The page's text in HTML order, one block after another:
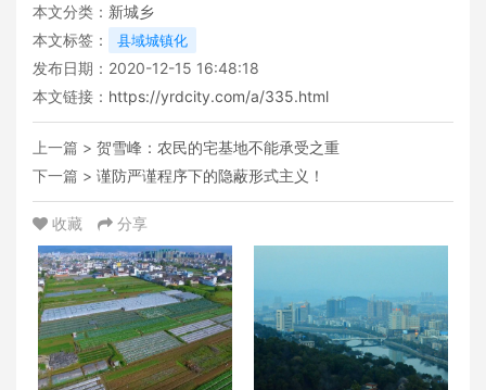
本文分类： 新城乡
本文标签：
县域城镇化
发布日期：2020-12-15 16:48:18
本文链接： https://yrdcity.com/a/335.html
上一篇 > 贺雪峰：农民的宅基地不能承受之重
下一篇 > 谨防严谨程序下的隐蔽形式主义！
收藏 分享